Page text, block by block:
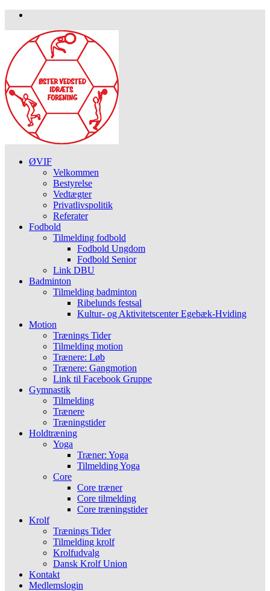
ØVIF
Velkommen
Bestyrelse
Vedtægter
Privatlivspolitik
Referater
Fodbold
Tilmelding fodbold
Fodbold Ungdom
Fodbold Senior
Link DBU
Badminton
Tilmelding badminton
Ribelunds festsal
Kultur- og Aktivitetscenter Egebæk-Hviding
Motion
Trænings Tider
Tilmelding motion
Trænere: Løb
Trænere: Gangmotion
Link til Facebook Gruppe
Gymnastik
Tilmelding
Trænere
Træningstider
Holdtræning
Yoga
Træner: Yoga
Tilmelding Yoga
Core
Core træner
Core tilmelding
Core træningstider
Krolf
Trænings Tider
Tilmelding krolf
Krolfudvalg
Dansk Krolf Union
Kontakt
Medlemslogin